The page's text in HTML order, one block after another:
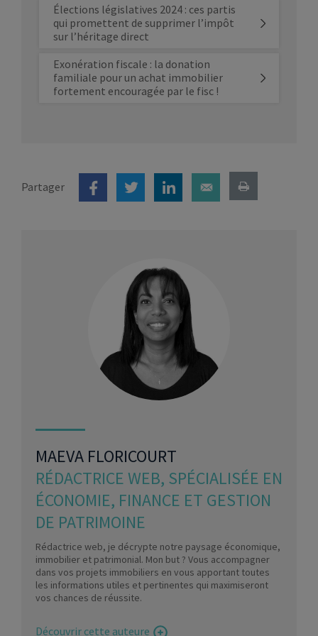
Élections législatives 2024 : ces partis
qui promettent de supprimer l’impôt
sur l’héritage direct
Exonération fiscale : la donation
familiale pour un achat immobilier
fortement encouragée par le fisc !
Partager
MAEVA FLORICOURT
RÉDACTRICE WEB, SPÉCIALISÉE EN
ÉCONOMIE, FINANCE ET GESTION
DE PATRIMOINE
Rédactrice web, je décrypte notre paysage économique,
immobilier et patrimonial. Mon but ? Vous accompagner
dans vos projets immobiliers en vous apportant toutes
les informations utiles et pertinentes qui maximiseront
vos chances de réussite.
Découvrir cette auteure